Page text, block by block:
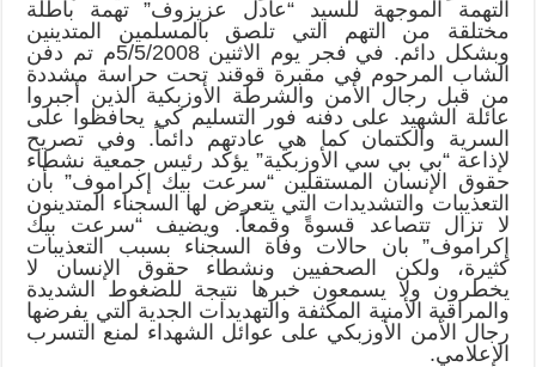
التهمة الموجهة للسيد “عادل عزيزوف” تهمة باطلة
مختلقة من التهم التي تلصق بالمسلمين المتدينين
وبشكل دائم. في فجر يوم الاثنين 5/5/2008م تم دفن
الشاب المرحوم في مقبرة قوقند تحت حراسة مشددة
من قبل رجال الأمن والشرطة الأوزبكية الذين أجبروا
عائلة الشهيد على دفنه فور التسليم كي يحافظوا على
السرية والكتمان كما هي عادتهم دائماً. وفي تصريح
لإذاعة “بي بي سي الأوزبكية” يؤكد رئيس جمعية نشطاء
حقوق الإنسان المستقلين “سرعت بيك إكراموف” بأن
التعذيبات والتشديدات التي يتعرض لها السجناء المتدينون
لا تزال تتصاعد قسوةً وقمعاً. ويضيف “سرعت بيك
إكراموف” بان حالات وفاة السجناء بسبب التعذيبات
كثيرة، ولكن الصحفيين ونشطاء حقوق الإنسان لا
يخطرون ولا يسمعون خبرها نتيجة للضغوط الشديدة
والمراقبة الأمنية المكثفة والتهديدات الجدية التي يفرضها
رجال الأمن الأوزبكي على عوائل الشهداء لمنع التسرب
الإعلامي.